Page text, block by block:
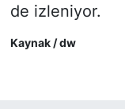
de izleniyor.
Kaynak / dw